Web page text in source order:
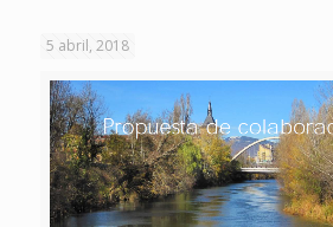
5 abril, 2018